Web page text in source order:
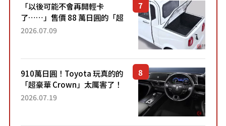
「以後可能不會再開輕卡
了……」售價 88 萬日圓的「超
迷你輕型貨車」引發兩極評
了！...
2026.07.09
910萬日圓！Toyota 玩真的的
「超豪華 Crown」太厲害了！
採用由「匠人技藝」打造的
2026.07.19